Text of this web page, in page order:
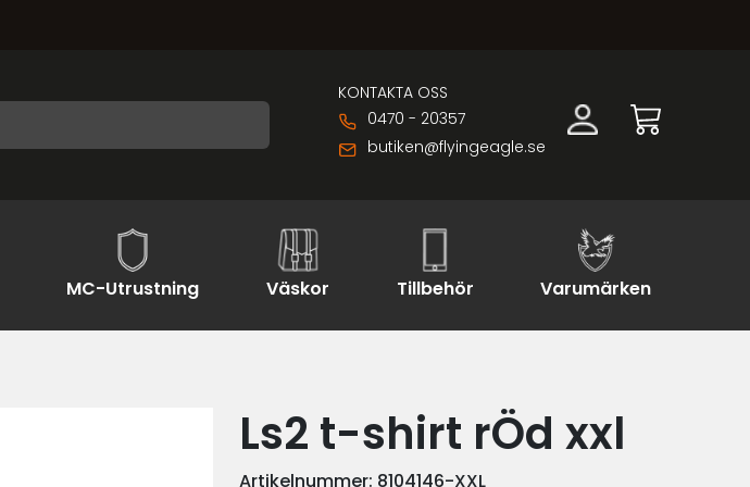
KONTAKTA OSS
0470 - 20357
butiken@flyingeagle.se
MC-Utrustning Väskor Tillbehör Varumärken
Ls2 t-shirt rÖd xxl
Artikelnummer: 8104146-XXL